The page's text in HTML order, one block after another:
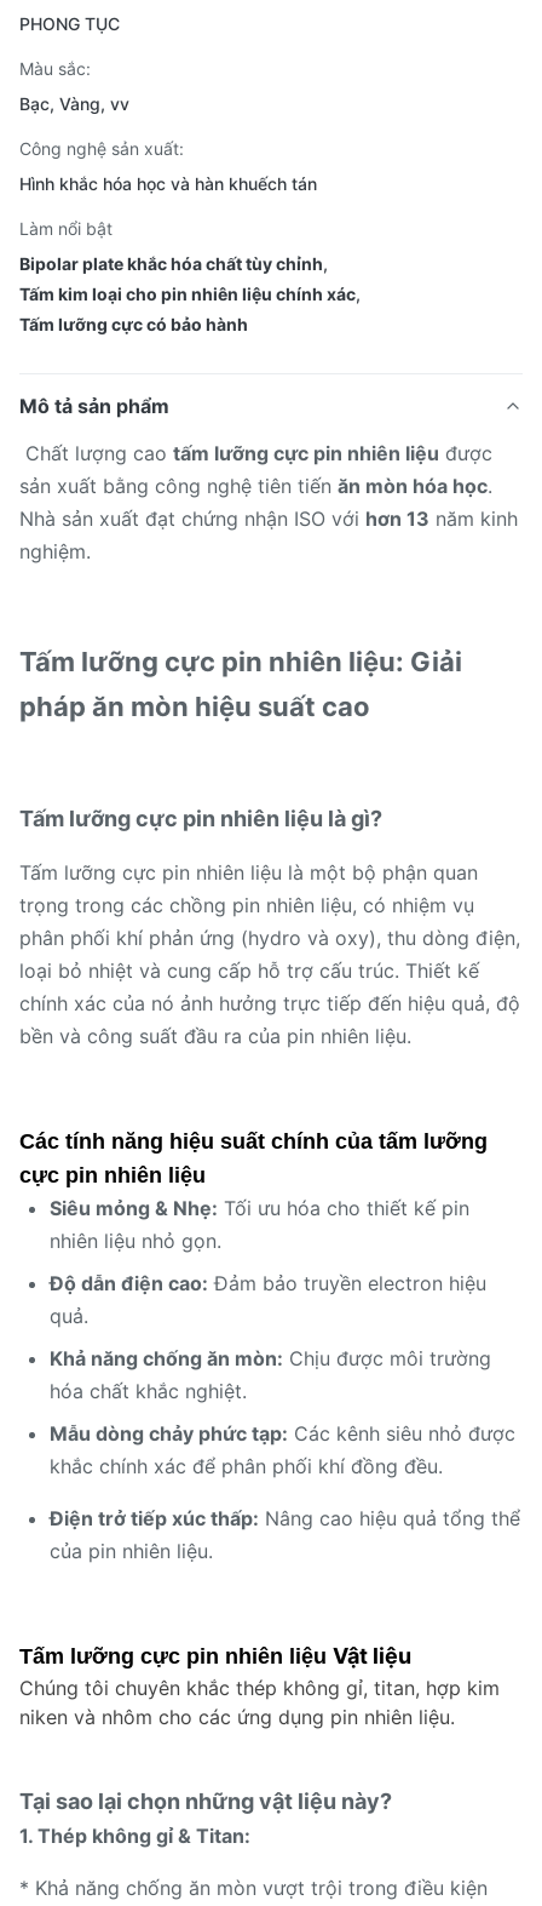
PHONG TỤC
Màu sắc:
Bạc, Vàng, vv
Công nghệ sản xuất:
Hình khắc hóa học và hàn khuếch tán
Làm nổi bật
Bipolar plate khắc hóa chất tùy chỉnh,
Tấm kim loại cho pin nhiên liệu chính xác,
Tấm lưỡng cực có bảo hành
Mô tả sản phẩm
Chất lượng cao tấm lưỡng cực pin nhiên liệu được
sản xuất bằng công nghệ tiên tiến ăn mòn hóa học.
Nhà sản xuất đạt chứng nhận ISO với hơn 13 năm kinh
nghiệm.
Tấm lưỡng cực pin nhiên liệu: Giải
pháp ăn mòn hiệu suất cao
Tấm lưỡng cực pin nhiên liệu là gì?
Tấm lưỡng cực pin nhiên liệu là một bộ phận quan
trọng trong các chồng pin nhiên liệu, có nhiệm vụ
phân phối khí phản ứng (hydro và oxy), thu dòng điện,
loại bỏ nhiệt và cung cấp hỗ trợ cấu trúc. Thiết kế
chính xác của nó ảnh hưởng trực tiếp đến hiệu quả, độ
bền và công suất đầu ra của pin nhiên liệu.
Các tính năng hiệu suất chính của tấm lưỡng
cực pin nhiên liệu
Siêu mỏng & Nhẹ: Tối ưu hóa cho thiết kế pin
nhiên liệu nhỏ gọn.
Độ dẫn điện cao: Đảm bảo truyền electron hiệu
quả.
Khả năng chống ăn mòn: Chịu được môi trường
hóa chất khắc nghiệt.
Mẫu dòng chảy phức tạp: Các kênh siêu nhỏ được
khắc chính xác để phân phối khí đồng đều.
Điện trở tiếp xúc thấp: Nâng cao hiệu quả tổng thể
của pin nhiên liệu.
Tấm lưỡng cực pin nhiên liệu Vật liệu
Chúng tôi chuyên khắc thép không gỉ, titan, hợp kim
niken và nhôm cho các ứng dụng pin nhiên liệu.
Tại sao lại chọn những vật liệu này?
1. Thép không gỉ & Titan:
* Khả năng chống ăn mòn vượt trội trong điều kiện